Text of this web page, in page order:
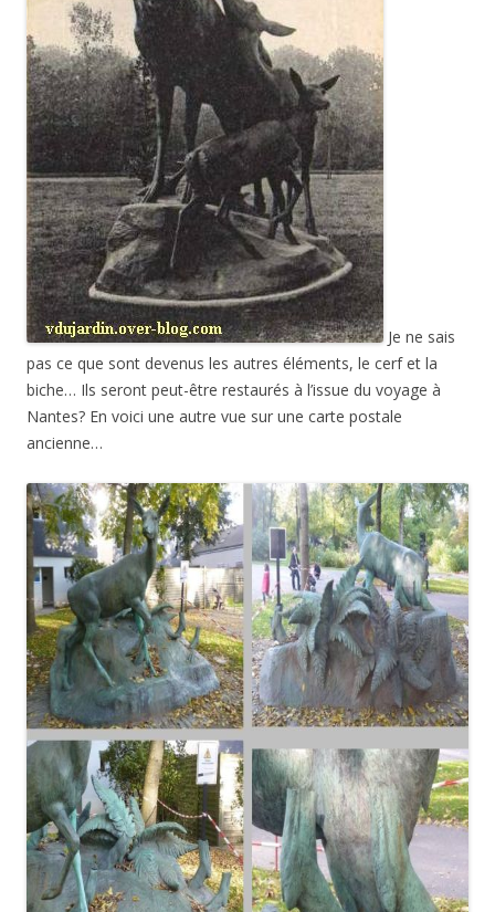
Je ne sais
pas ce que sont devenus les autres éléments, le cerf et la
biche… Ils seront peut-être restaurés à l’issue du voyage à
Nantes? En voici une autre vue sur une carte postale
ancienne…